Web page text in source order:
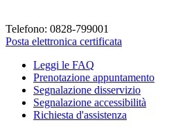
Telefono: 0828-799001
Posta elettronica certificata
Leggi le FAQ
Prenotazione appuntamento
Segnalazione disservizio
Segnalazione accessibilità
Richiesta d'assistenza